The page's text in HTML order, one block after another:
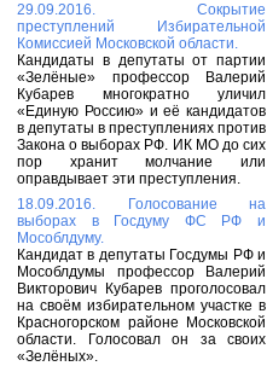
29.09.2016. Сокрытие
преступлений Избирательной
Комиссией Московской области.
Кандидаты в депутаты от партии
«Зелёные» профессор Валерий
Кубарев многократно уличил
«Единую Россию» и её кандидатов
в депутаты в преступлениях против
Закона о выборах РФ. ИК МО до сих
пор хранит молчание или
оправдывает эти преступления.
18.09.2016. Голосование на
выборах в Госдуму ФС РФ и
Мособлдуму.
Кандидат в депутаты Госдумы РФ и
Мособлдумы профессор Валерий
Викторович Кубарев проголосовал
на своём избирательном участке в
Красногорском районе Московской
области. Голосовал он за своих
«Зелёных».